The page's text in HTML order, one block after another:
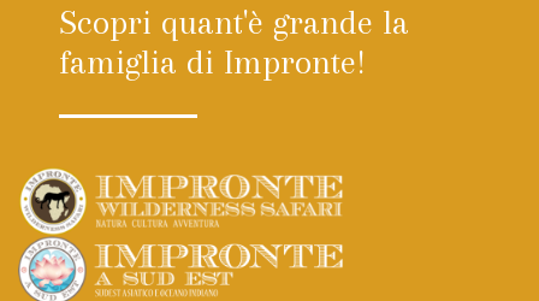
Scopri quant'è grande la
famiglia di Impronte!